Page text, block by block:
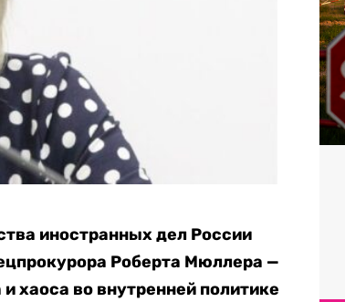
иностранных дел России
Роберта Мюллера —
хаоса во внутренней политике